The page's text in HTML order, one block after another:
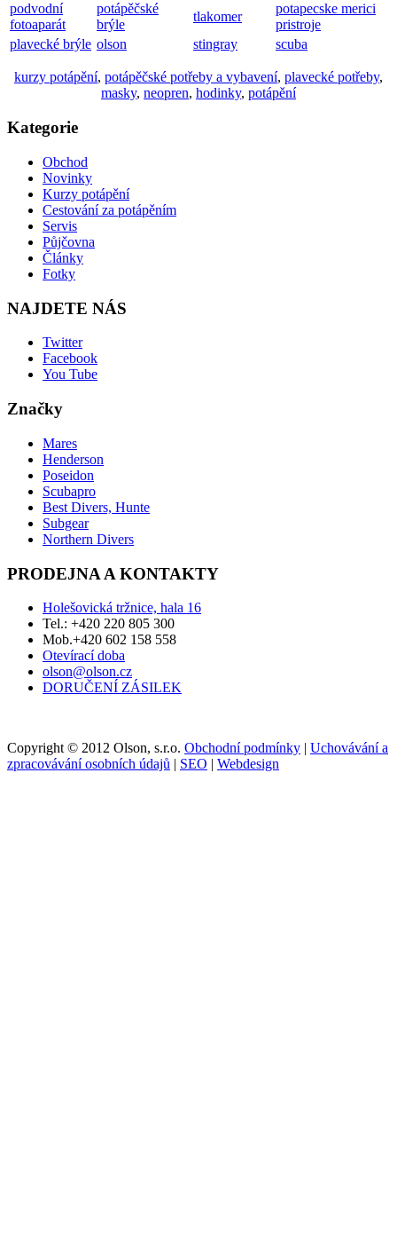
podvodní
fotoaparát
potápěčské
brýle
tlakomer
potapecske merici
pristroje
plavecké brýle olson stingray scuba
kurzy potápění, potápěčské potřeby a vybavení, plavecké potřeby,
masky, neopren, hodinky, potápění
Kategorie
Obchod
Novinky
Kurzy potápění
Cestování za potápěním
Servis
Půjčovna
Články
Fotky
NAJDETE NÁS
Twitter
Facebook
You Tube
Značky
Mares
Henderson
Poseidon
Scubapro
Best Divers, Hunte
Subgear
Northern Divers
PRODEJNA A KONTAKTY
Holešovická tržnice, hala 16
Tel.: +420 220 805 300
Mob.+420 602 158 558
Otevírací doba
olson@olson.cz
DORUČENÍ ZÁSILEK
Copyright © 2012 Olson, s.r.o. Obchodní podmínky | Uchovávání a
zpracovávání osobních údajů | SEO | Webdesign